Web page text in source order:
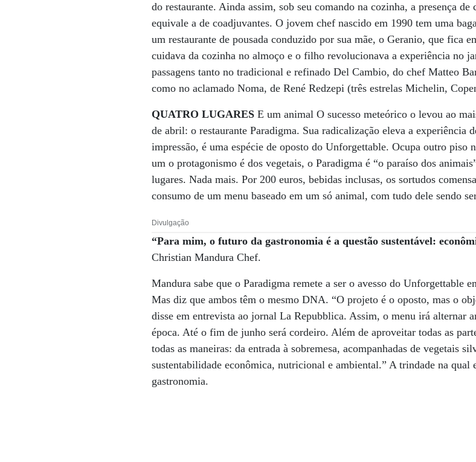
do restaurante. Ainda assim, sob seu comando na cozinha, a presença
equivale a de coadjuvantes. O jovem chef nascido em 1990 tem uma
um restaurante de pousada conduzido por sua mãe, o Geranio, que fica
cuidava da cozinha no almoço e o filho revolucionava a experiência no
passagens tanto no tradicional e refinado Del Cambio, do chef Matteo
como no aclamado Noma, de René Redzepi (três estrelas Michelin,
QUATRO LUGARES E um animal O sucesso meteórico o levou ao
de abril: o restaurante Paradigma. Sua radicalização eleva a experiência
impressão, é uma espécie de oposto do Unforgettable. Ocupa outro piso
um o protagonismo é dos vegetais, o Paradigma é “o paraíso dos
lugares. Nada mais. Por 200 euros, bebidas inclusas, os sortudos
consumo de um menu baseado em um só animal, com tudo dele sendo
Divulgação
“Para mim, o futuro da gastronomia é a questão sustentável:
Christian Mandura Chef.
Mandura sabe que o Paradigma remete a ser o avesso do Unforgettable
Mas diz que ambos têm o mesmo DNA. “O projeto é o oposto, mas o
disse em entrevista ao jornal La Repubblica. Assim, o menu irá alternar
época. Até o fim de junho será cordeiro. Além de aproveitar todas as
todas as maneiras: da entrada à sobremesa, acompanhadas de vegetais
sustentabilidade econômica, nutricional e ambiental.” A trindade na
gastronomia.